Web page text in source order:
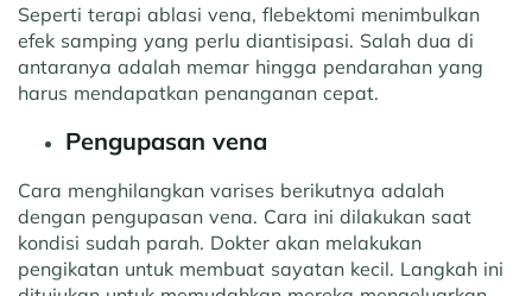
Seperti terapi ablasi vena, flebektomi menimbulkan
efek samping yang perlu diantisipasi. Salah dua di
antaranya adalah memar hingga pendarahan yang
harus mendapatkan penanganan cepat.
Pengupasan vena
Cara menghilangkan varises berikutnya adalah
dengan pengupasan vena. Cara ini dilakukan saat
kondisi sudah parah. Dokter akan melakukan
pengikatan untuk membuat sayatan kecil. Langkah ini